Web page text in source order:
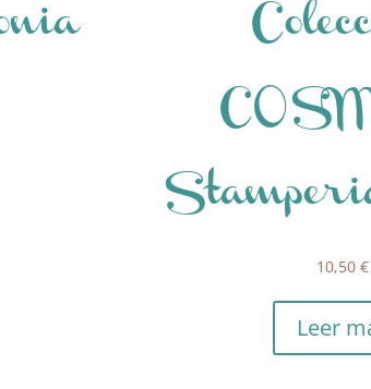
Stamperia
10,50€
Leer